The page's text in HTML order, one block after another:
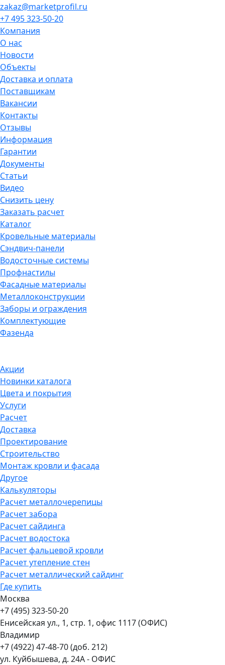
zakaz@marketprofil.ru
+7 495 323-50-20
Компания
О нас
Новости
Объекты
Доставка и оплата
Поставщикам
Вакансии
Контакты
Отзывы
Информация
Гарантии
Документы
Статьи
Видео
Снизить цену
Заказать расчет
Каталог
Кровельные материалы
Сэндвич-панели
Водосточные системы
Профнастилы
Фасадные материалы
Металлоконструкции
Заборы и ограждения
Комплектующие
Фазенда
Акции
Новинки каталога
Цвета и покрытия
Услуги
Расчет
Доставка
Проектирование
Строительство
Монтаж кровли и фасада
Другое
Калькуляторы
Расчет металлочерепицы
Расчет забора
Расчет сайдинга
Расчет водостока
Расчет фальцевой кровли
Расчет утепление стен
Расчет металлический сайдинг
Где купить
Москва
+7 (495) 323-50-20
Енисейская ул., 1, стр. 1, офис 1117 (ОФИС)
Владимир
+7 (4922) 47-48-70 (доб. 212)
ул. Куйбышева, д. 24А - ОФИС